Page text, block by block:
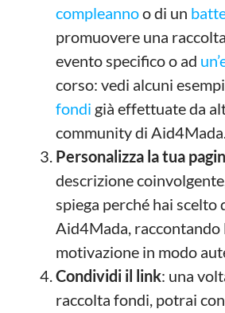
compleannoo di un
promuovere una
evento specifico o ad
corso: vedi alcuni
fondi già effettuate da
community di
Personalizza la tua
descrizione
spiega perché hai scelto
Aid4Mada, raccontando
motivazione in modo
Condividi il link: una
raccolta fondi, potrai